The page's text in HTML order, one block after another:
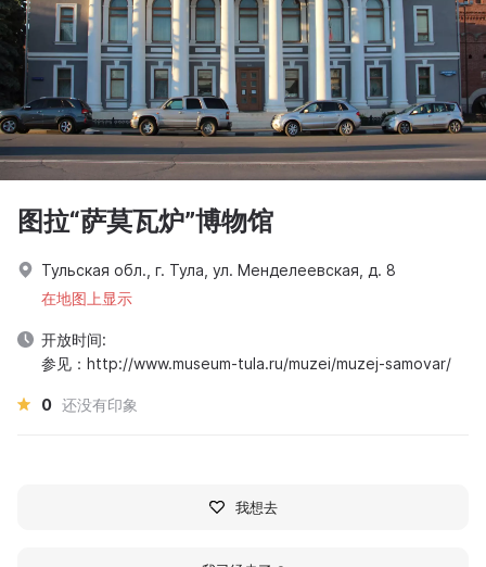
图拉“萨莫瓦炉”博物馆
Тульская обл., г. Тула, ул. Менделеевская, д. 8
在地图上显示
开放时间:
参见：http://www.museum-tula.ru/muzei/muzej-samovar/
0 还没有印象
我想去